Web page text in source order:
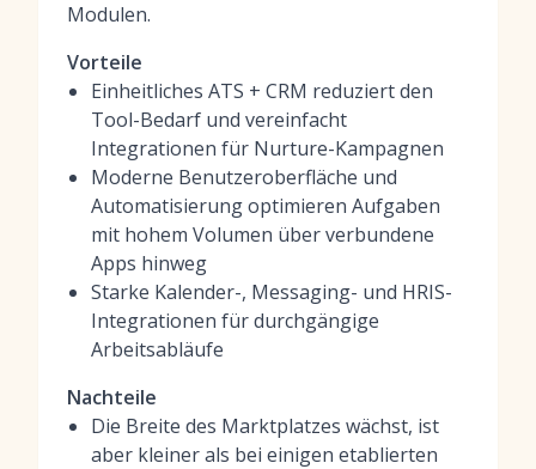
Modulen.
Vorteile
Einheitliches ATS + CRM reduziert den
Tool-Bedarf und vereinfacht
Integrationen für Nurture-Kampagnen
Moderne Benutzeroberfläche und
Automatisierung optimieren Aufgaben
mit hohem Volumen über verbundene
Apps hinweg
Starke Kalender-, Messaging- und HRIS-
Integrationen für durchgängige
Arbeitsabläufe
Nachteile
Die Breite des Marktplatzes wächst, ist
aber kleiner als bei einigen etablierten